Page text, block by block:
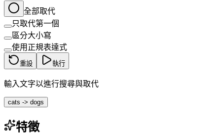
全部取代
只取代第一個
區分大小寫
使用正規表達式
重設 執行
輸入文字以進行搜尋與取代
cats -> dogs
特徵